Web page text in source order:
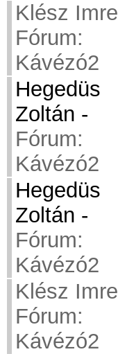
Klész Imre
Fórum:
Kávézó2
Hegedüs
Zoltán -
Fórum:
Kávézó2
Hegedüs
Zoltán -
Fórum:
Kávézó2
Klész Imre
Fórum:
Kávézó2